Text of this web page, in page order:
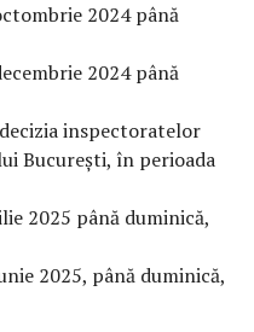
2024 până
2024 până
inspectoratelor
București, în perioada
2025 până duminică,
2025, până duminică,